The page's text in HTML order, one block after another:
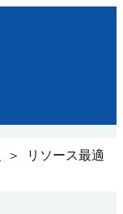
＞ リソース最適